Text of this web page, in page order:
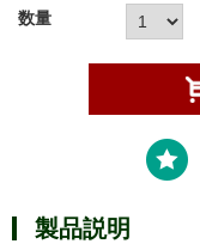
数量
製品説明